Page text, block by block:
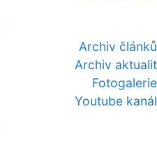
Archiv článků
Archiv aktualit
Fotogalerie
Youtube kanál